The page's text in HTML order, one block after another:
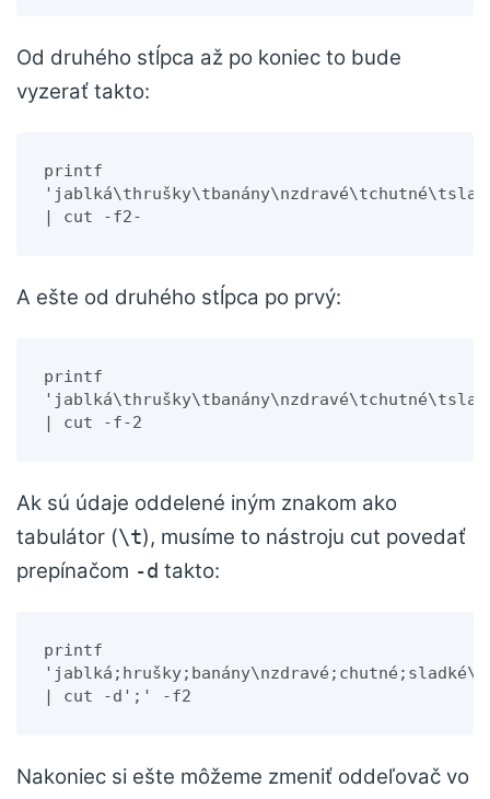
Od druhého stĺpca až po koniec to bude
vyzerať takto:
printf
| cut -f2-
A ešte od druhého stĺpca po prvý:
printf
| cut -f-2
Ak sú údaje oddelené iným znakom ako
tabulátor (\t), musíme to nástroju cut povedať
prepínačom -d takto:
printf
| cut -d';' -f2
Nakoniec si ešte môžeme zmeniť oddeľovač vo